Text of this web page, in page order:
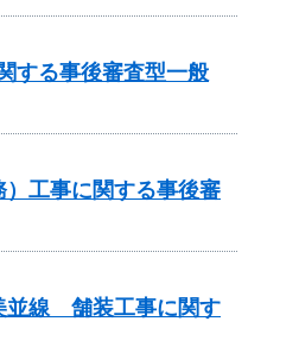
する事後審査型一般
工事に関する事後審
並線 舗装工事に関す